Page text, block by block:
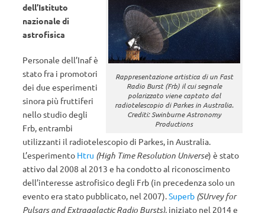
Rappresentazione artistica di un Fast
Radio Burst (Frb) il cui segnale
polarizzato viene captato dal
radiotelescopio di Parkes in Australia.
Crediti: Swinburne Astronomy
Productions
dell’Istituto
nazionale di
astrofisica
Personale dell’Inaf è
stato fra i promotori
dei due esperimenti
sinora più fruttiferi
nello studio degli
Frb, entrambi
utilizzanti il radiotelescopio di Parkes, in Australia.
L’esperimento Htru (High Time Resolution Universe) è stato
attivo dal 2008 al 2013 e ha condotto al riconoscimento
dell’interesse astrofisico degli Frb (in precedenza solo un
evento era stato pubblicato, nel 2007).Superb (SUrvey for
Pulsars and Extragalactic Radio Bursts), iniziato nel 2014 e